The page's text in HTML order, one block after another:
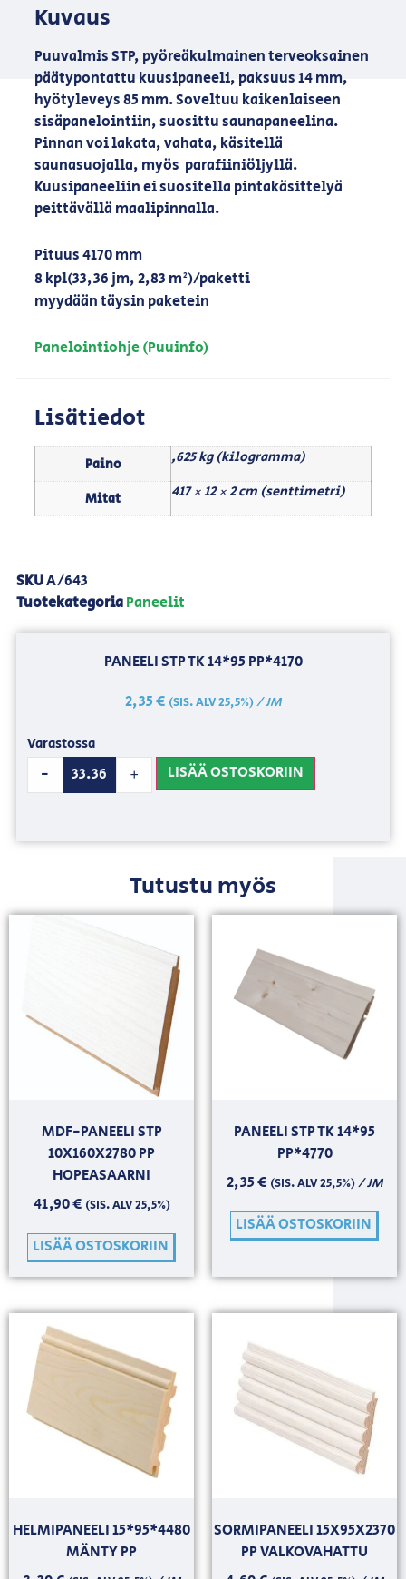
Kuvaus
Puuvalmis STP, pyöreäkulmainen terveoksainen
päätypontattu kuusipaneeli, paksuus 14 mm,
hyötyleveys 85 mm. Soveltuu kaikenlaiseen
sisäpanelointiin, suosittu saunapaneelina.
Pinnan voi lakata, vahata, käsitellä
saunasuojalla, myös parafiiniöljyllä.
Kuusipaneeliin ei suositella pintakäsittelyä
peittävällä maalipinnalla.
Pituus 4170 mm
8 kpl(33,36 jm, 2,83 m²)/paketti
myydään täysin paketein
Panelointiohje (Puuinfo)
Lisätiedot
Paino ,625 kg (kilogramma)
Mitat 417 × 12 × 2 cm (senttimetri)
SKUA/643
TuotekategoriaPaneelit
PANEELI STP TK 14*95 PP*4170
2,35€ (SIS. ALV 25,5%)/ JM
Varastossa
- + LISÄÄ OSTOSKORIIN
Tutustu myös
MDF-PANEELI STP
10X160X2780 PP
HOPEASAARNI
41,90€ (SIS. ALV 25,5%)
LISÄÄ OSTOSKORIIN
PANEELI STP TK 14*95
PP*4770
2,35€ (SIS. ALV 25,5%)/ JM
LISÄÄ OSTOSKORIIN
HELMIPANEELI 15*95*4480
MÄNTY PP
SORMIPANEELI 15X95X2370
PP VALKOVAHATTU